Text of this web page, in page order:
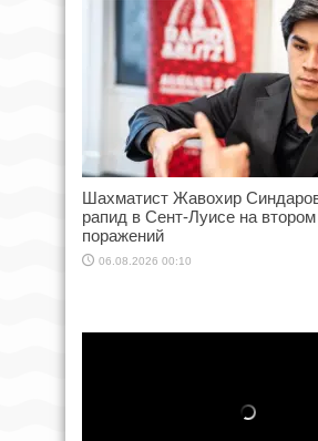
Шахматист Жавохир
рапид в Сент-Луисе на
поражений
06.08.2026 00:10